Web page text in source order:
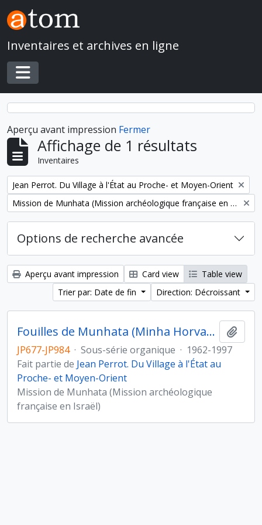
Skip to main content
Inventaires et archives en ligne
Toggle navigation
Aperçu avant impression Fermer
Affichage de 1 résultats
Inventaires
Remove filter:
Jean Perrot. Du Village à l'État au Proche- et Moyen-Orient
Remove filter:
Mission de Munhata (Mission archéologique française en Israël)
Options de recherche avancée
Aperçu avant impression Card view
Table view
Trier par: Date de fin
Direction: Décroissant
Fouilles de Munhata (Minha Horvat) sous la direction de Jean Perrot
JP677-JP984 · Sous-série organique · 1962-1997
Fait partie de Jean Perrot. Du Village à l'État au
Proche- et Moyen-Orient
Mission de Munhata (Mission archéologique
française en Israël)